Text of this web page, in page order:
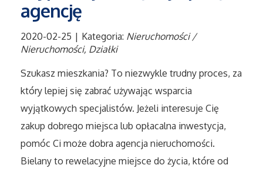
Wyposażenie Łazienki
Odzież
Sport
agencję
2020-02-25 | Kategoria: Nieruchomości /
Nieruchomości, Działki
Szukasz mieszkania? To niezwykle trudny proces, za
który lepiej się zabrać używając wsparcia
wyjątkowych specjalistów. Jeżeli interesuje Cię
zakup dobrego miejsca lub opłacalna inwestycja,
pomóc Ci może dobra agencja nieruchomości.
Bielany to rewelacyjne miejsce do życia, które od